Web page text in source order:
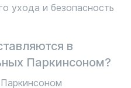
ухода и безопасность
в
Паркинсоном?